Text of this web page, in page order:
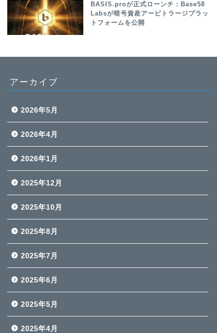
BASIS.proが正式ローンチ：Base58
Labsが暗号資産アービトラージプラッ
トフォームを公開
アーカイブ
2026年5月
2026年4月
2026年1月
2025年12月
2025年10月
2025年8月
2025年7月
2025年6月
2025年5月
2025年4月